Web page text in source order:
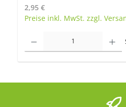
Regulärer Preis:
2,95 €
Preise inkl. MwSt. zzgl.
Produkt Anzahl: Gib den